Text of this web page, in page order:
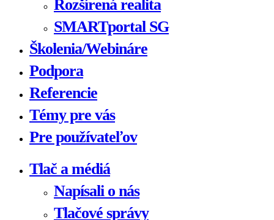
Rozšírená realita
SMARTportal SG
Školenia/Webináre
Podpora
Referencie
Témy pre vás
Pre používateľov
Tlač a médiá
Napísali o nás
Tlačové správy